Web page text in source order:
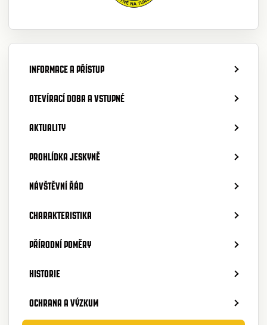
INFORMACE A PŘÍSTUP
OTEVÍRACÍ DOBA A VSTUPNÉ
AKTUALITY
PROHLÍDKA JESKYNĚ
NÁVŠTĚVNÍ ŘÁD
CHARAKTERISTIKA
PŘÍRODNÍ POMĚRY
HISTORIE
OCHRANA A VÝZKUM